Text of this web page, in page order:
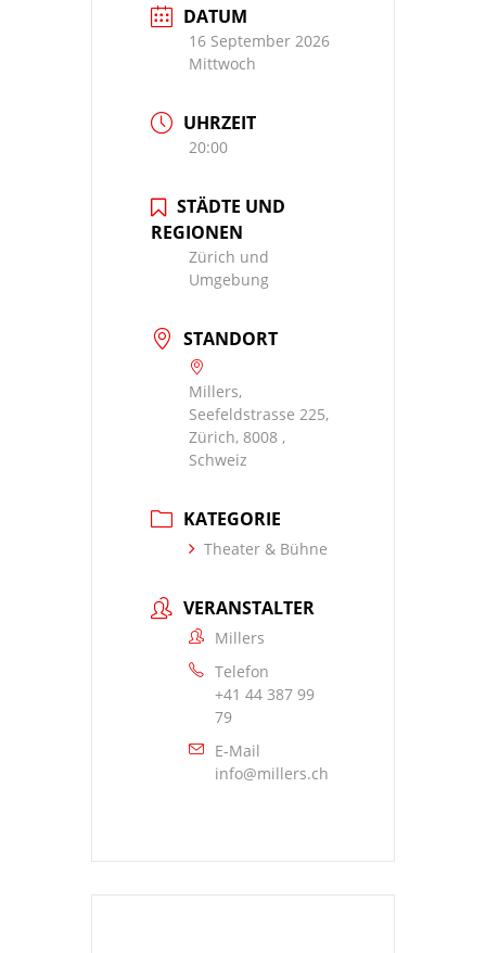
DATUM
16 September 2026
Mittwoch
UHRZEIT
20:00
STÄDTE UND
REGIONEN
Zürich und
Umgebung
STANDORT
Millers,
Seefeldstrasse 225,
Zürich, 8008 ,
Schweiz
KATEGORIE
Theater & Bühne
VERANSTALTER
Millers
Telefon
+41 44 387 99
79
E-Mail
info@millers.ch